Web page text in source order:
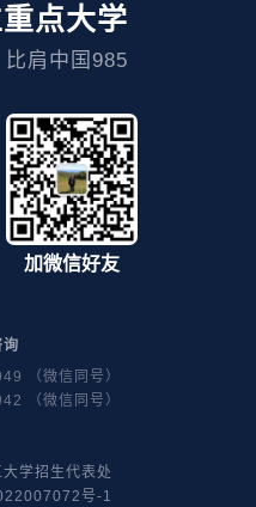
点大学
肩中国985
加微信好友
询
（微信同号）
（微信同号）
学招生代表处
号-1